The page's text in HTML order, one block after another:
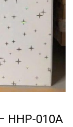
HHP-010A